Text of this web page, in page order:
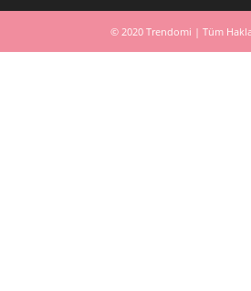
© 2020 Trendomi | Tüm